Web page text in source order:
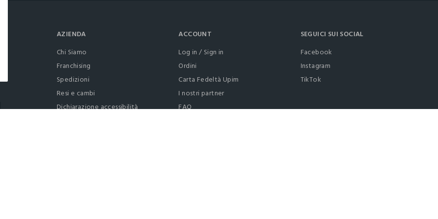
AZIENDA
Chi Siamo
Franchising
Spedizioni
Resi e cambi
Dichiarazione accessibilità
ACCOUNT
Log in / Sign in
Ordini
Carta Fedeltà Upim
I nostri partner
FAQ
SEGUICI SUI SOCIAL
Facebook
Instagram
TikTok